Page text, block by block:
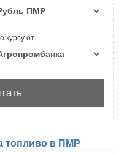
курсу от
топливо в ПМР